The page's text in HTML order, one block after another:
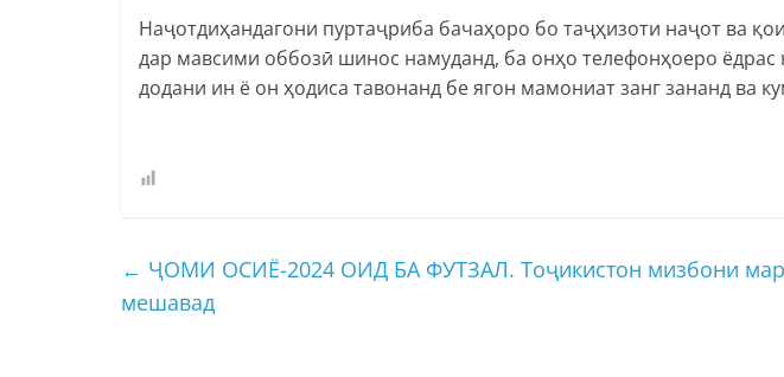
Наҷотдиҳандагони пуртаҷриба бачаҳоро бо таҷҳизоти наҷот ва
дар мавсими оббозӣ шинос намуданд, ба онҳо телефонҳоеро ёдрас
додани ин ё он ҳодиса тавонанд бе ягон мамониат занг зананд ва
← ҶОМИ ОСИЁ-2024 ОИД БА ФУТЗАЛ. Тоҷикистон мизбони
мешавад